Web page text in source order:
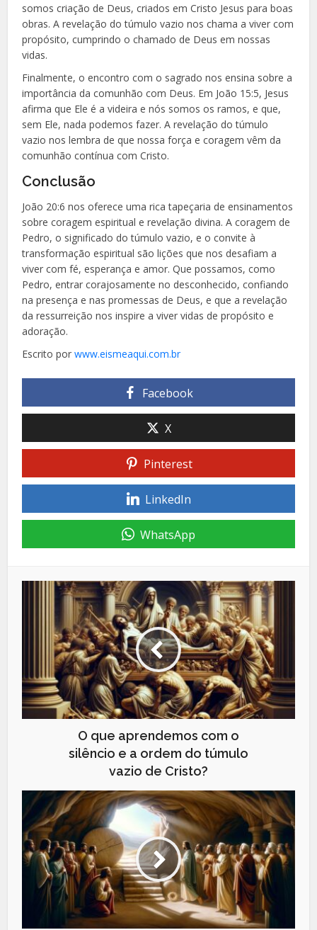
somos criação de Deus, criados em Cristo Jesus para boas
obras. A revelação do túmulo vazio nos chama a viver com
propósito, cumprindo o chamado de Deus em nossas
vidas.
Finalmente, o encontro com o sagrado nos ensina sobre a
importância da comunhão com Deus. Em João 15:5, Jesus
afirma que Ele é a videira e nós somos os ramos, e que,
sem Ele, nada podemos fazer. A revelação do túmulo
vazio nos lembra de que nossa força e coragem vêm da
comunhão contínua com Cristo.
Conclusão
João 20:6 nos oferece uma rica tapeçaria de ensinamentos
sobre coragem espiritual e revelação divina. A coragem de
Pedro, o significado do túmulo vazio, e o convite à
transformação espiritual são lições que nos desafiam a
viver com fé, esperança e amor. Que possamos, como
Pedro, entrar corajosamente no desconhecido, confiando
na presença e nas promessas de Deus, e que a revelação
da ressurreição nos inspire a viver vidas de propósito e
adoração.
Escrito porwww.eismeaqui.com.br
Facebook
X
Pinterest
LinkedIn
WhatsApp
O que aprendemos com o
silêncio e a ordem do túmulo
vazio de Cristo?